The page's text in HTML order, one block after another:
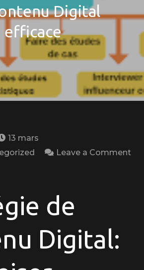
Digital
efficace
13 mars
Leave a Comment
de
Digital: